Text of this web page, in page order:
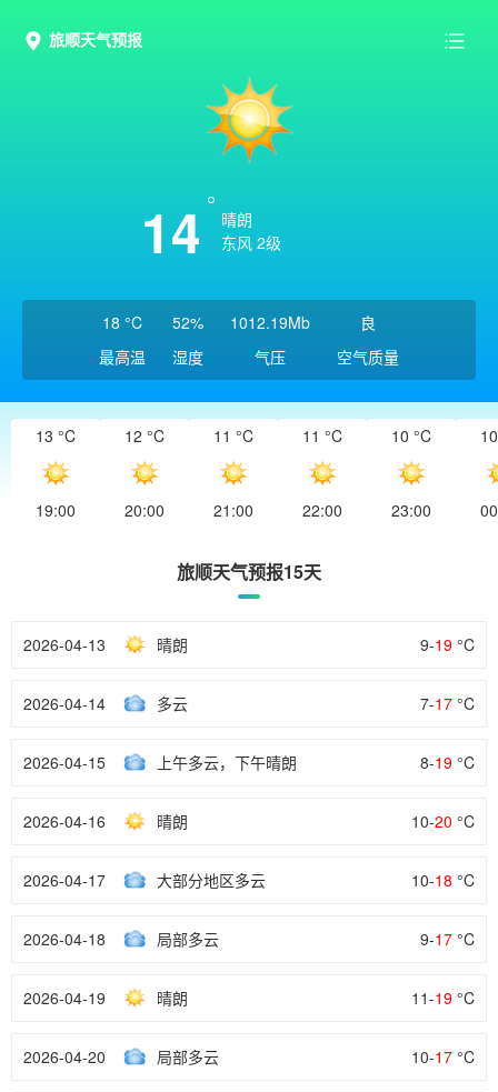
旅顺天气预报
14
晴朗
东风 2级
18 °C
最高温
52%
湿度
1012.19Mb
气压
良
空气质量
13 °C
19:00
12 °C
20:00
11 °C
21:00
11 °C
22:00
10 °C
23:00
旅顺天气预报15天
2026-04-13 晴朗 9-19 °C
2026-04-14 多云 7-17 °C
2026-04-15 上午多云，下午晴朗 8-19 °C
2026-04-16 晴朗 10-20 °C
2026-04-17 大部分地区多云 10-18 °C
2026-04-18 局部多云 9-17 °C
2026-04-19 晴朗 11-19 °C
2026-04-20 局部多云 10-17 °C